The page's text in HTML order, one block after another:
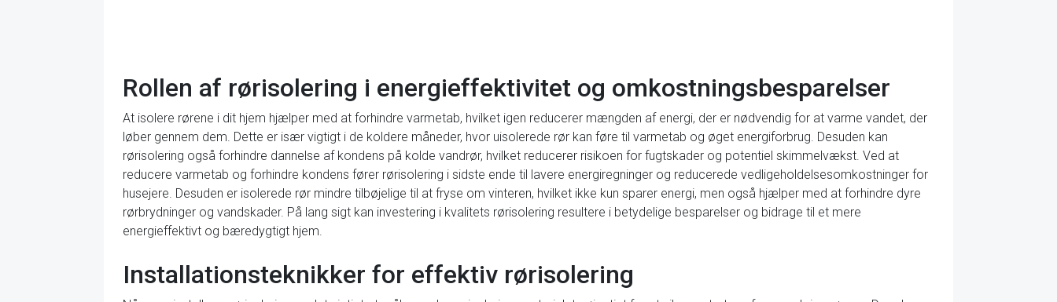
Rollen af rørisolering i energieffektivitet og omkostningsbesparelser
At isolere rørene i dit hjem hjælper med at forhindre varmetab, hvilket igen reducerer mængden af energi, der er nødvendig for at varme vandet, der
løber gennem dem. Dette er især vigtigt i de koldere måneder, hvor uisolerede rør kan føre til varmetab og øget energiforbrug. Desuden kan
rørisolering også forhindre dannelse af kondens på kolde vandrør, hvilket reducerer risikoen for fugtskader og potentiel skimmelvækst. Ved at
reducere varmetab og forhindre kondens fører rørisolering i sidste ende til lavere energiregninger og reducerede vedligeholdelsesomkostninger for
husejere. Desuden er isolerede rør mindre tilbøjelige til at fryse om vinteren, hvilket ikke kun sparer energi, men også hjælper med at forhindre dyre
rørbrydninger og vandskader. På lang sigt kan investering i kvalitets rørisolering resultere i betydelige besparelser og bidrage til et mere
energieffektivt og bæredygtigt hjem.
Installationsteknikker for effektiv rørisolering